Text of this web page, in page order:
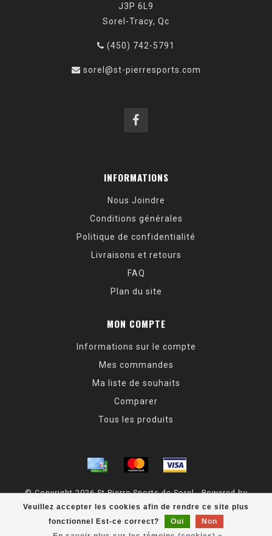
Veuillez accepter les cookies afin de rendre ce site plus
fonctionnel Est-ce correct?
Oui
Non
J3P 6L9
Sorel-Tracy, Qc
(450) 742-5791
sorel@st-pierresports.com
INFORMATIONS
Nous Joindre
Conditions générales
Politique de confidentialité
Livraisons et retours
FAQ
Plan du site
MON COMPTE
Informations sur le compte
Mes commandes
Ma liste de souhaits
Comparer
Tous les produits
© Copyright 2026 St Pierre Sports de Sorel - Powered by
Lightspeed - Theme byDyvelopment